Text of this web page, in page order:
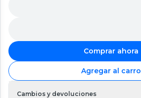
Comprar ahora
Agregar al carro
Cambios y devoluciones